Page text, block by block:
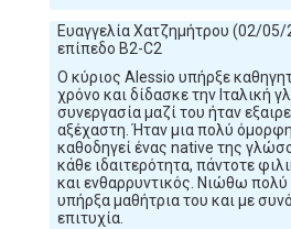
Ευαγγελία Χατζημήτρου (02/05/
επίπεδο Β2-C2
Ο κύριος Alessio υπήρξε
χρόνο και δίδασκε την Ιταλική
συνεργασία μαζί του ήταν
αξέχαστη. Ήταν μια πολύ
καθοδηγεί ένας native της
κάθε ιδαιτερότητα, πάντοτε
και ενθαρρυντικός. Νιώθω
υπήρξα μαθήτρια του και με
επιτυχία.